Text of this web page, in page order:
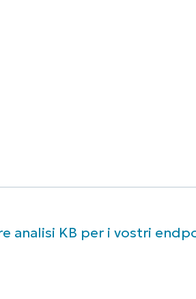
analisi KB per i vostri